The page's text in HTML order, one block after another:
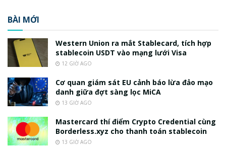
BÀI MỚI
Western Union ra mắt Stablecard, tích hợp
stablecoin USDT vào mạng lưới Visa
12 GIỜ AGO
Cơ quan giám sát EU cảnh báo lừa đảo mạo
danh giữa đợt sàng lọc MiCA
13 GIỜ AGO
Mastercard thí điểm Crypto Credential cùng
Borderless.xyz cho thanh toán stablecoin
13 GIỜ AGO